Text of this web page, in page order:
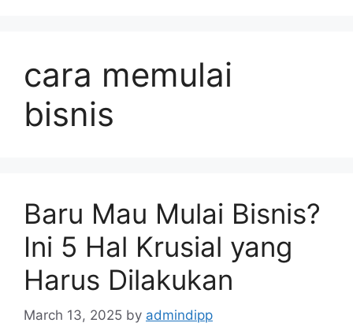
cara memulai
bisnis
Baru Mau Mulai Bisnis?
Ini 5 Hal Krusial yang
Harus Dilakukan
March 13, 2025 by admindipp